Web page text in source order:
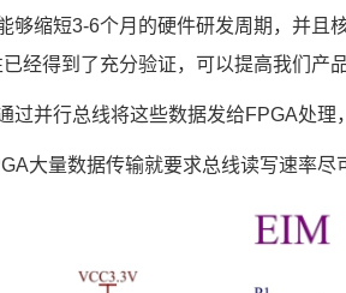
够缩短3-6个月的硬件研发周期，并
经得到了充分验证，可以提高我们产
并行总线将这些数据发给FPGA处
大量数据传输就要求总线读写速率尽